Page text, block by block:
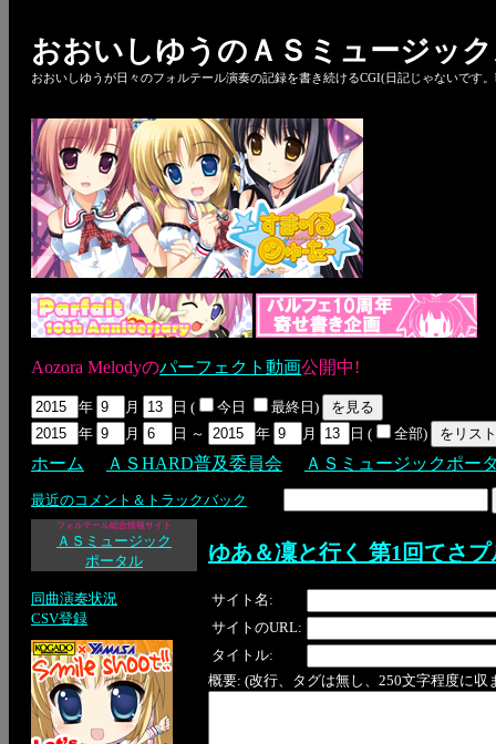
おおいしゆうのＡＳミュージッ
おおいしゆうが日々のフォルテール演奏の記録を書き続けるCGI(日記じゃないです
Aozora Melodyのパーフェクト動画公開中!
年 月 日 ( 今日
最終日)
年
月 日 ～ 年 月 日 ( 全部)
ホーム ＡＳHARD普及委員会 ＡＳミュージックポー
最近のコメント＆トラックバック
フォルテール総合情報サイト
ＡＳミュージック
ポータル
同曲演奏状況
CSV登録
ゆあ＆凜と行く 第1回てさ
サイト名:
サイトのURL:
タイトル:
概要: (改行、タグは無し、250文字程度に収